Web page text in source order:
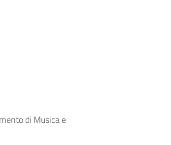
di Musica e